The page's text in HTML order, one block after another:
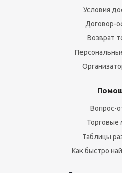
Условия
Договор-
Возврат
Вопрос-
Торговые
Таблицы
Как быстро